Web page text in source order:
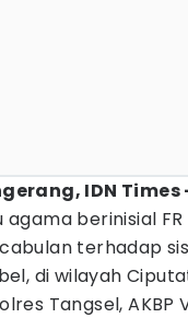
IDN Times
agama berinisial
terhadap
di wilayah
Tangsel,